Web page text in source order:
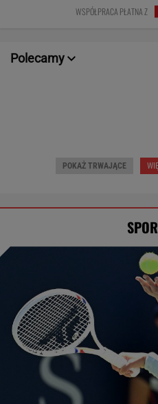
WSPÓŁPRACA PŁATNA Z
Polecamy
POKAŻ TRWAJĄCE